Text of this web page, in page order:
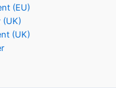
(EU)
(UK)
(UK)